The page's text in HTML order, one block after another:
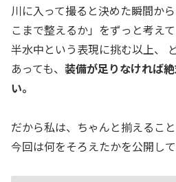
川に入って撮ると決めた瞬間か
こまで整えるか」をずっと考えて
半水中という表現に挑む以上、
あっても、 装備が足りなければ
い。
だから私は、ちゃんと揃えること
今回は何をそろえたかを公開して